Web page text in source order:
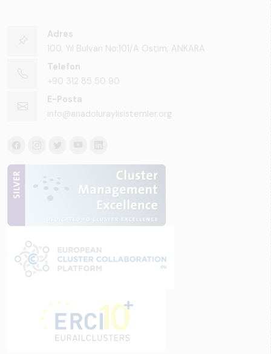
Adres
100. Yıl Bulvarı No:101/A Ostim, ANKARA
Telefon
+90 312 85 50 90
E-Posta
info@anadoluraylisistemler.org